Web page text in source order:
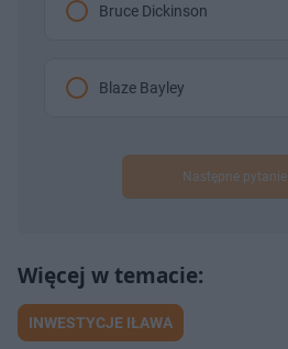
Bruce Dickinson
Blaze Bayley
Następne pytanie
INWESTYCJE IŁAWA